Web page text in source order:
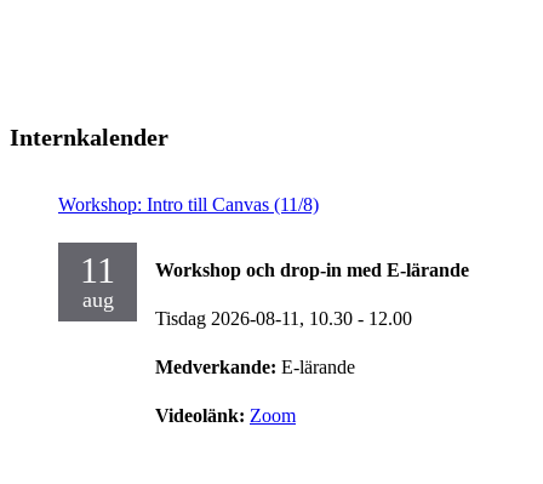
Internkalender
Workshop: Intro till Canvas (11/8)
11
aug
Workshop och drop-in med E-lärande
Tisdag 2026-08-11, 10.30 - 12.00
Medverkande: E-lärande
Videolänk: Zoom